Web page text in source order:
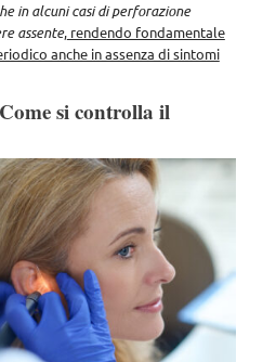
in alcuni casi di perforazione
assente,rendendo fondamentale
anche in assenza di sintomi
si controlla il